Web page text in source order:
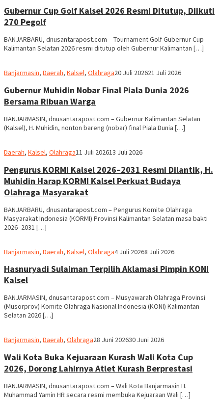
Gubernur Cup Golf Kalsel 2026 Resmi Ditutup, Diikuti
270 Pegolf
BANJARBARU, dnusantarapost.com – Tournament Golf Gubernur Cup
Kalimantan Selatan 2026 resmi ditutup oleh Gubernur Kalimantan […]
Banjarmasin, Daerah, Kalsel, OlahragaRedaksi
20 Juli 202621 Juli 2026
Gubernur Muhidin Nobar Final Piala Dunia 2026
Bersama Ribuan Warga
BANJARMASIN, dnusantarapost.com – Gubernur Kalimantan Selatan
(Kalsel), H. Muhidin, nonton bareng (nobar) final Piala Dunia […]
Daerah, Kalsel, OlahragaRedaksi
11 Juli 202613 Juli 2026
Pengurus KORMI Kalsel 2026–2031 Resmi Dilantik, H.
Muhidin Harap KORMI Kalsel Perkuat Budaya
Olahraga Masyarakat
BANJARBARU, dnusantarapost.com – Pengurus Komite Olahraga
Masyarakat Indonesia (KORMI) Provinsi Kalimantan Selatan masa bakti
2026–2031 […]
Banjarmasin, Daerah, Kalsel, OlahragaRedaksi
4 Juli 20268 Juli 2026
Hasnuryadi Sulaiman Terpilih Aklamasi Pimpin KONI
Kalsel
BANJARMASIN, dnusantarapost.com – Musyawarah Olahraga Provinsi
(Musorprov) Komite Olahraga Nasional Indonesia (KONI) Kalimantan
Selatan 2026 […]
Banjarmasin, Daerah, OlahragaRedaksi
28 Juni 202630 Juni 2026
Wali Kota Buka Kejuaraan Kurash Wali Kota Cup
2026, Dorong Lahirnya Atlet Kurash Berprestasi
BANJARMASIN, dnusantarapost.com – Wali Kota Banjarmasin H.
Muhammad Yamin HR secara resmi membuka Kejuaraan Wali […]